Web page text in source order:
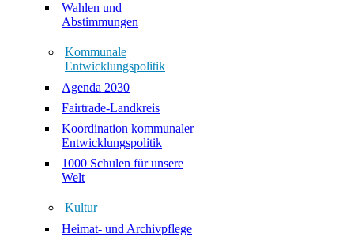
Wahlen und
Abstimmungen
Kommunale
Entwicklungspolitik
Agenda 2030
Fairtrade-Landkreis
Koordination kommunaler
Entwicklungspolitik
1000 Schulen für unsere
Welt
Kultur
Heimat- und Archivpflege